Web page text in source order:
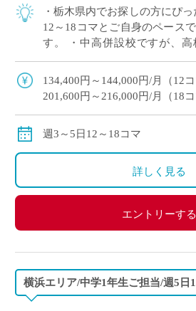
・栃木県内でお探しの方にぴ
12～18コマとご自身のペース
す。 ・中高併設校ですが、
のが魅力 ・月額固定給で夏休
134,400円～144,000円/月（12
201,600円～216,000円/月（18
※教員経験年数により変動
週3～5日12～18コマ
詳しく見る
エントリーする
横浜エリア/中学1年生ご担当/週5日